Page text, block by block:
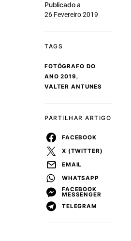
Publicado a
26 Fevereiro 2019
TAGS
FOTÓGRAFO DO
ANO 2019,
VALTER ANTUNES
PARTILHAR ARTIGO
FACEBOOK
X (TWITTER)
EMAIL
WHATSAPP
FACEBOOK
MESSENGER
TELEGRAM